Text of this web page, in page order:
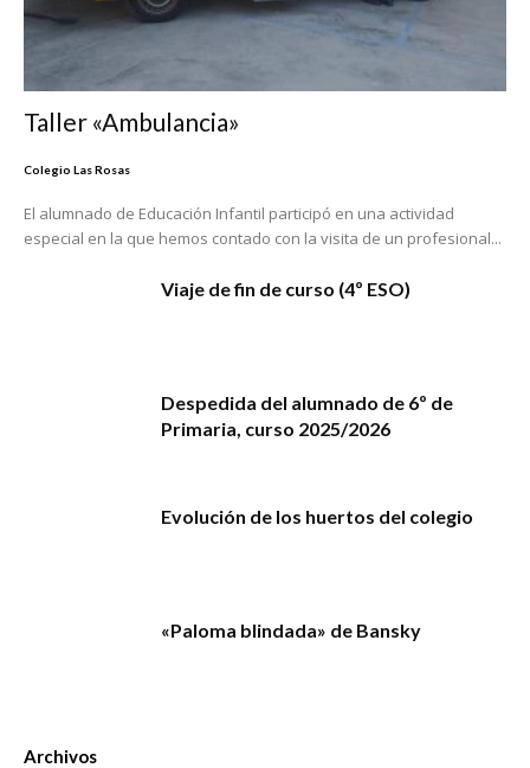
Taller «Ambulancia»
Colegio Las Rosas
El alumnado de Educación Infantil participó en una actividad
especial en la que hemos contado con la visita de un profesional...
Viaje de fin de curso (4º ESO)
Despedida del alumnado de 6º de
Primaria, curso 2025/2026
Evolución de los huertos del colegio
«Paloma blindada» de Bansky
Archivos